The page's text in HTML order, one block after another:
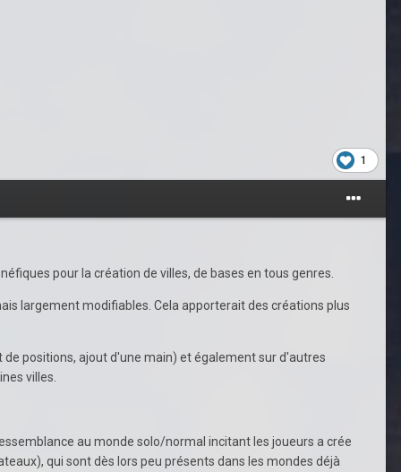
1
pour la création de villes, de bases en tous genres.
largement modifiables. Cela apporterait des créations plus
positions, ajout d'une main) et également sur d'autres
villes.
au monde solo/normal incitant les joueurs a crée
qui sont dès lors peu présents dans les mondes déjà